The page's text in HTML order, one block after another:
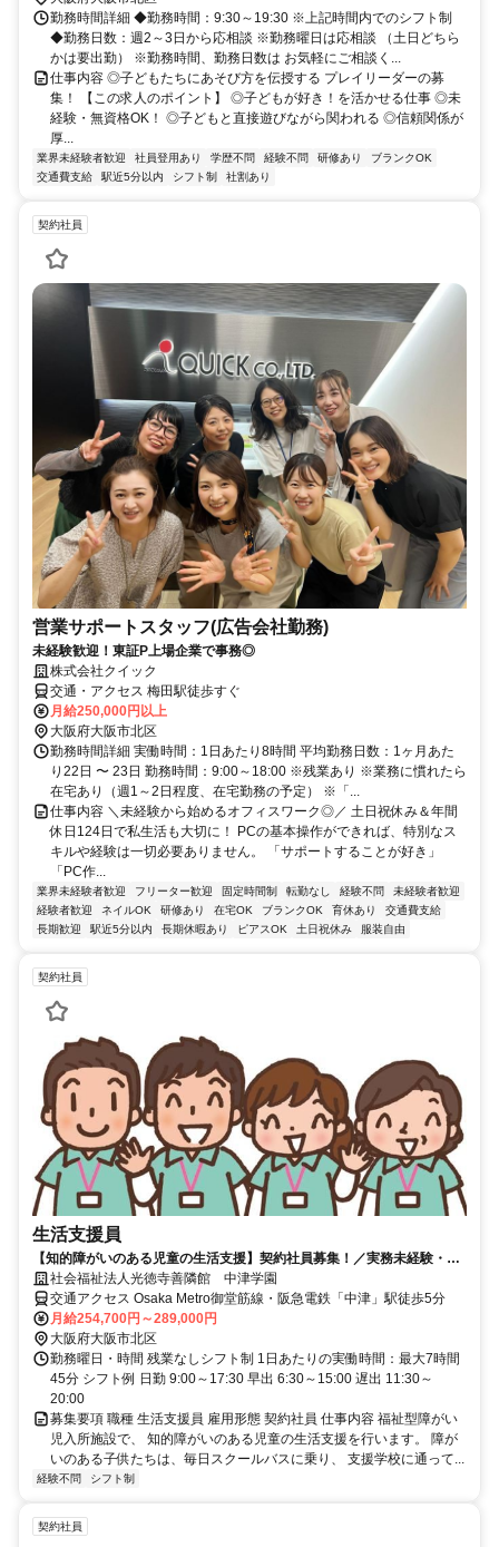
勤務時間詳細 ◆勤務時間：9:30～19:30 ※上記時間内でのシフト制
◆勤務日数：週2～3日から応相談 ※勤務曜日は応相談 （土日どちら
かは要出勤） ※勤務時間、勤務日数は お気軽にご相談く...
仕事内容 ◎子どもたちにあそび方を伝授する プレイリーダーの募
集！ 【この求人のポイント】 ◎子どもが好き！を活かせる仕事 ◎未
経験・無資格OK！ ◎子どもと直接遊びながら関われる ◎信頼関係が
厚...
業界未経験者歓迎 社員登用あり 学歴不問 経験不問 研修あり
ブランクOK
交通費支給
駅近5分以内 シフト制 社割あり
契約社員
営業サポートスタッフ(広告会社勤務)
未経験歓迎！東証P上場企業で事務◎
株式会社クイック
交通・アクセス 梅田駅徒歩すぐ
月給250,000円以上
大阪府大阪市北区
勤務時間詳細 実働時間：1日あたり8時間 平均勤務日数：1ヶ月あた
り22日 〜 23日 勤務時間：9:00～18:00 ※残業あり ※業務に慣れたら
在宅あり（週1～2日程度、在宅勤務の予定） ※「...
仕事内容 ＼未経験から始めるオフィスワーク◎／ 土日祝休み＆年間
休日124日で私生活も大切に！ PCの基本操作ができれば、特別なス
キルや経験は一切必要ありません。 「サポートすることが好き」
「PC作...
業界未経験者歓迎 フリーター歓迎 固定時間制 転勤なし 経験不問
未経験者歓迎
経験者歓迎
ネイルOK 研修あり 在宅OK ブランクOK 育休あり
交通費支給
長期歓迎
駅近5分以内 長期休暇あり ピアスOK 土日祝休み 服装自由
契約社員
生活支援員
【知的障がいのある児童の生活支援】契約社員募集！／実務未経験・無
資格の方もOK／年齢不問
社会福祉法人光徳寺善隣館 中津学園
交通アクセス Osaka Metro御堂筋線・阪急電鉄「中津」駅徒歩5分
月給254,700円～289,000円
大阪府大阪市北区
勤務曜日・時間 残業なしシフト制 1日あたりの実働時間：最大7時間
45分 シフト例 日勤 9:00～17:30 早出 6:30～15:00 遅出 11:30～
20:00
募集要項 職種 生活支援員 雇用形態 契約社員 仕事内容 福祉型障がい
児入所施設で、 知的障がいのある児童の生活支援を行います。 障が
いのある子供たちは、毎日スクールバスに乗り、 支援学校に通って...
経験不問 シフト制
契約社員